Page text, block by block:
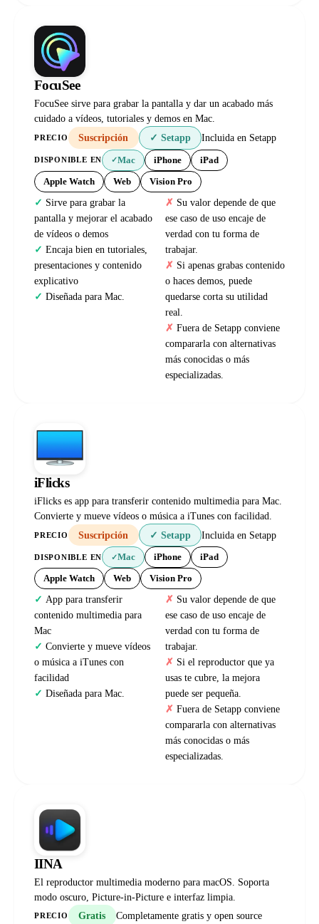
FocuSee
FocuSee sirve para grabar la pantalla y dar un acabado más
cuidado a vídeos, tutoriales y demos en Mac.
PRECIO Suscripción ✓ Setapp Incluida en Setapp
DISPONIBLE EN ✓Mac iPhone iPad
Apple Watch Web Vision Pro
Sirve para grabar la
pantalla y mejorar el acabado
de vídeos o demos
Encaja bien en tutoriales,
presentaciones y contenido
explicativo
Diseñada para Mac.
Su valor depende de que
ese caso de uso encaje de
verdad con tu forma de
trabajar.
Si apenas grabas contenido
o haces demos, puede
quedarse corta su utilidad
real.
Fuera de Setapp conviene
compararla con alternativas
más conocidas o más
especializadas.
iFlicks
iFlicks es app para transferir contenido multimedia para Mac.
Convierte y mueve vídeos o música a iTunes con facilidad.
PRECIO Suscripción ✓ Setapp Incluida en Setapp
DISPONIBLE EN ✓Mac iPhone iPad
Apple Watch Web Vision Pro
App para transferir
contenido multimedia para
Mac
Convierte y mueve vídeos
o música a iTunes con
facilidad
Diseñada para Mac.
Su valor depende de que
ese caso de uso encaje de
verdad con tu forma de
trabajar.
Si el reproductor que ya
usas te cubre, la mejora
puede ser pequeña.
Fuera de Setapp conviene
compararla con alternativas
más conocidas o más
especializadas.
IINA
El reproductor multimedia moderno para macOS. Soporta
modo oscuro, Picture-in-Picture e interfaz limpia.
PRECIO Gratis Completamente gratis y open source